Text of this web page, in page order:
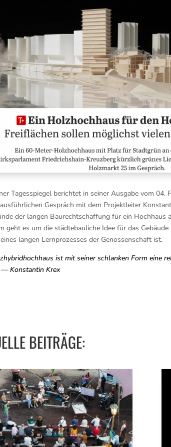
Tages­spie­gel berich­tet in sei­ner Aus­ga­be vom 04.
Gespräch mit dem Pro­jekt­lei­ter
der lan­gen Bau­recht­schaf­fung für ein Hoch­haus
geht es um die städ­te­bau­li­che Idee für das
lan­gen Lern­pro­zes­ses der Genos­sen­schaft ist.
ist mit sei­ner schlan­ken Form eine
— Kon­stan­tin Krex
BEITRÄGE: